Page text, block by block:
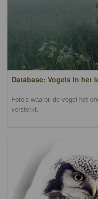
Database: Vogels in het
Foto's waarbij de vogel het
versterkt.